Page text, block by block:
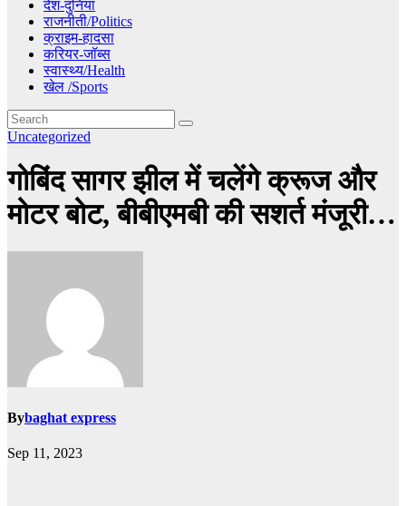
देश-दुनिया
राजनीती/Politics
क्राइम-हादसा
करियर-जॉब्स
स्वास्थ्य/Health
खेल /Sports
Uncategorized
गोबिंद सागर झील में चलेंगे क्रूज और
मोटर बोट, बीबीएमबी की सशर्त मंजूरी…
Bybaghat express
Sep 11, 2023